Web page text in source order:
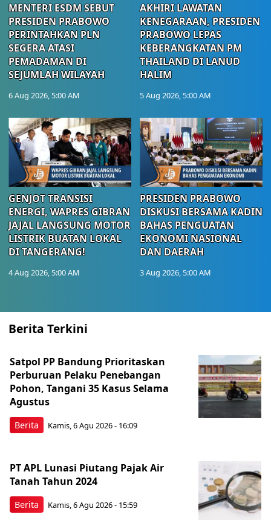
MENTERI ESDM SEBUT
PRESIDEN PRABOWO
PERINTAHKAN PLN
SEGERA ATASI
PEMADAMAN DI
SEJUMLAH WILAYAH
6 Aug 2026, 5:00 AM
AKHIRI LAWATAN
KENEGARAAN, PRESIDEN
PRABOWO LEPAS
KEBERANGKATAN PM
THAILAND DI LANUD
HALIM
5 Aug 2026, 5:00 AM
GENJOT TRANSISI
ENERGI, WAPRES GIBRAN
JAJAL LANGSUNG MOTOR
LISTRIK BUATAN LOKAL
DI TANGERANG!
4 Aug 2026, 5:00 AM
PRESIDEN PRABOWO
DISKUSI BERSAMA KADIN
BAHAS PENGUATAN
EKONOMI NASIONAL
DAN DAERAH
3 Aug 2026, 5:00 AM
Berita Terkini
Berita
Satpol PP Bandung Prioritaskan
Perburuan Pelaku Penebangan
Pohon, Tangani 35 Kasus Selama
Agustus
Kamis, 6 Agu 2026 - 16:09
Berita
PT APL Lunasi Piutang Pajak Air
Tanah Tahun 2024
Kamis, 6 Agu 2026 - 15:59